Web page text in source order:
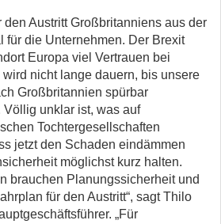
den Austritt Großbritanniens aus der
für die Unternehmen. Der Brexit
Europa viel Vertrauen bei
wird nicht lange dauern, bis unsere
Großbritannien spürbar
unklar ist, was auf
Tochtergesellschaften
jetzt den Schaden eindämmen
möglichst kurz halten.
brauchen Planungssicherheit und
für den Austritt“, sagt Thilo
„Für